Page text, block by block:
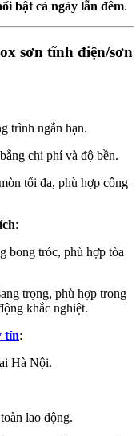
bật cả ngày lẫn đêm.
sơn tĩnh điện/sơn
trình ngắn hạn.
chi phí và độ bền.
tối đa, phù hợp công
:
bong tróc, phù hợp tòa
trọng, phù hợp trong
khắc nghiệt.
tín:
Hà Nội.
lao động.